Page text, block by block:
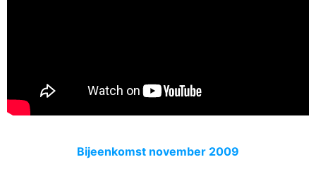
Bijeenkomst november 2009